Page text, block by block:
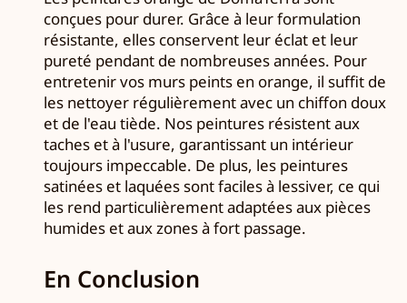
conçues pour durer. Grâce à leur formulation
résistante, elles conservent leur éclat et leur
pureté pendant de nombreuses années. Pour
entretenir vos murs peints en orange, il suffit de
les nettoyer régulièrement avec un chiffon doux
et de l'eau tiède. Nos peintures résistent aux
taches et à l'usure, garantissant un intérieur
toujours impeccable. De plus, les peintures
satinées et laquées sont faciles à lessiver, ce qui
les rend particulièrement adaptées aux pièces
humides et aux zones à fort passage.
En Conclusion